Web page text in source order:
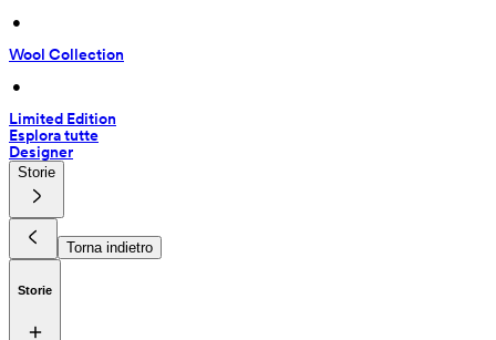
•
Wool Collection
•
Limited Edition
Esplora tutte
Designer
Storie
Torna indietro
Storie